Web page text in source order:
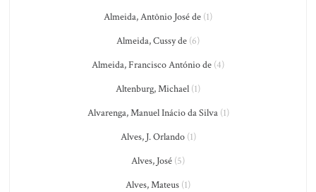
Almeida, Antônio José de (1)
Almeida, Cussy de (6)
Almeida, Francisco António de (4)
Altenburg, Michael (1)
Alvarenga, Manuel Inácio da Silva(1)
Alves, J. Orlando(1)
Alves, José (5)
Alves, Mateus (1)